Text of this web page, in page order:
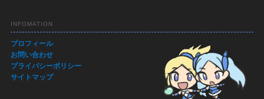
INFOMATION
プロフィール
お問い合わせ
プライバシーポリシー
サイトマップ